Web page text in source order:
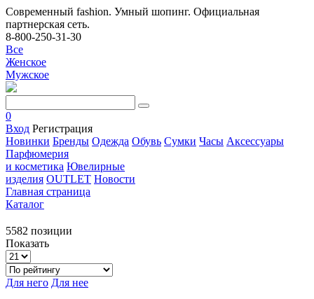
Современный fashion. Умный шопинг. Официальная
партнерская сеть.
8-800-250-31-30
Все
Женское
Мужское
0
Вход Регистрация
Новинки Бренды Одежда Обувь Сумки Часы Аксессуары
Парфюмерия
и косметика Ювелирные
изделия OUTLET Новости
Главная страница
Каталог
5582 позиции
Показать
Для него Для нее